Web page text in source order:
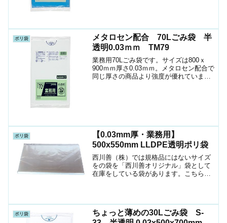
ポリ袋
メタロセン配合 70Lごみ袋 半
透明0.03ｍｍ TM79
業務用70Lごみ袋です。サイズは800ｘ
900ｍｍ厚さ0.03ｍｍ。メタロセン配合で
同じ厚さの商品より強度が優れていま
ポリ袋
【0.03mm厚・業務用】
500x550mm LLDPE透明ポリ袋
西川善（株）では規格品にはないサイズ
をの袋を「西川善オリジナル」袋として
在庫をしている袋があります。こちらも
り1斗缶に入れる袋の一つ...
ポリ袋
ちょっと薄めの30Lごみ袋 S-